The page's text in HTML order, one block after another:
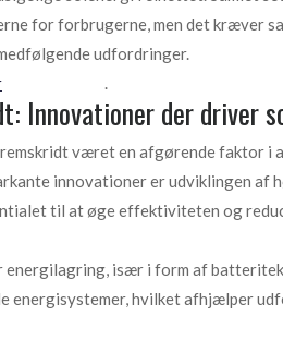
for forbrugerne, men det kræver
udfordringer.
.
Innovationer der driver
været en afgørende faktor i
innovationer er udviklingen af
til at øge effektiviteten og
energilagring, især i form af
energisystemer, hvilket afhjælper